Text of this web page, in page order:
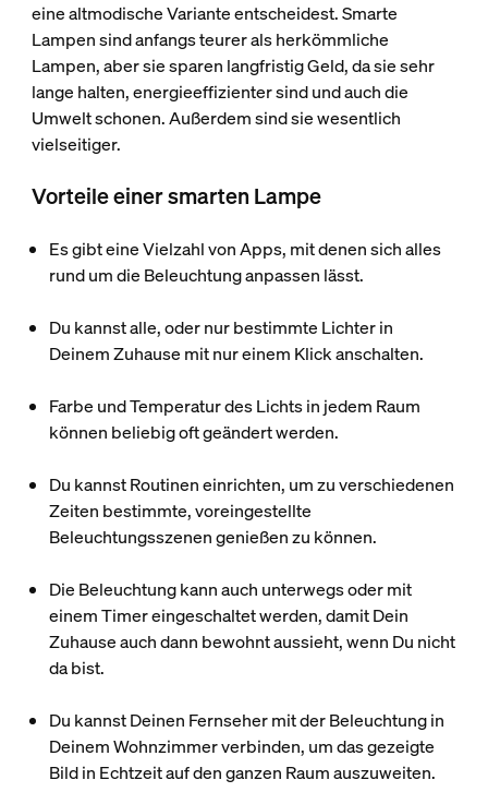
eine altmodische Variante entscheidest. Smarte
Lampen sind anfangs teurer als herkömmliche
Lampen, aber sie sparen langfristig Geld, da sie sehr
lange halten, energieeffizienter sind und auch die
Umwelt schonen. Außerdem sind sie wesentlich
vielseitiger.
Vorteile einer smarten Lampe
Es gibt eine Vielzahl von Apps, mit denen sich alles
rund um die Beleuchtung anpassen lässt.
Du kannst alle, oder nur bestimmte Lichter in
Deinem Zuhause mit nur einem Klick anschalten.
Farbe und Temperatur des Lichts in jedem Raum
können beliebig oft geändert werden.
Du kannst Routinen einrichten, um zu verschiedenen
Zeiten bestimmte, voreingestellte
Beleuchtungsszenen genießen zu können.
Die Beleuchtung kann auch unterwegs oder mit
einem Timer eingeschaltet werden, damit Dein
Zuhause auch dann bewohnt aussieht, wenn Du nicht
da bist.
Du kannst Deinen Fernseher mit der Beleuchtung in
Deinem Wohnzimmer verbinden, um das gezeigte
Bild in Echtzeit auf den ganzen Raum auszuweiten.